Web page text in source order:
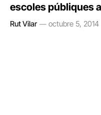
escoles públiques
Rut Vilar octubre 5, 2014